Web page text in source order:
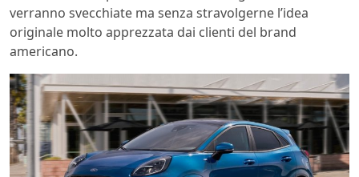
verranno svecchiate ma senza stravolgerne l’idea
originale molto apprezzata dai clienti del brand
americano.